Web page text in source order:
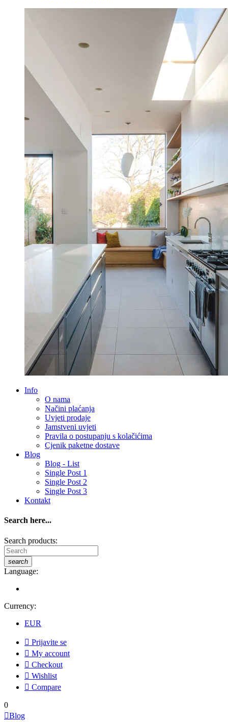
Info
O nama
Načini plaćanja
Uvjeti prodaje
Jamstveni uvjeti
Pravila o postupanju s kolačićima
Cjenik paketne dostave
Blog
Blog - List
Single Post 1
Single Post 2
Single Post 3
Kontakt
Search here...
Search products:
search
Language:
Currency:
EUR
 Prijavite se
 My account
 Checkout
 Wishlist
 Compare
0
Blog